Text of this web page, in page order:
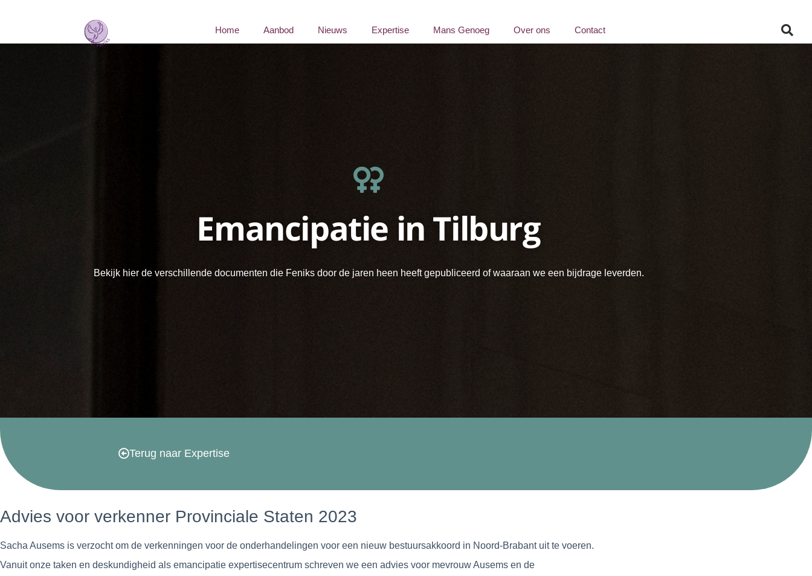
Home Aanbod Nieuws Expertise Mans Genoeg Over ons Contact
Emancipatie in Tilburg
Bekijk hier de verschillende documenten die Feniks door de jaren heen heeft gepubliceerd of waaraan we een bijdrage leverden.
Terug naar Expertise
Advies voor verkenner Provinciale Staten 2023
Sacha Ausems is verzocht om de verkenningen voor de onderhandelingen voor een nieuw bestuursakkoord in Noord-Brabant uit te voeren.
Vanuit onze taken en deskundigheid als emancipatie expertisecentrum schreven we een advies voor mevrouw Ausems en de